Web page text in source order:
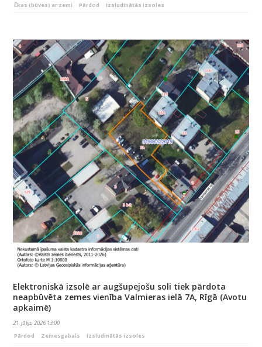
Ēkas (būves) ar zemi
Pārdod Izsludinātās izsoles
Elektroniskā izsolē ar augšupejošu soli tiek pārdota
neapbūvēta zemes vienība Valmieras ielā 7A, Rīgā (Avotu
apkaimē)
21. jūlijs, 2026 13:00
Pārdod
Zemesgabals Izsludinātās izsoles